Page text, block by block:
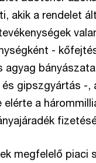
akik a rendelet
-
agyag
gipszgyártás -,
elérte a
megfelelő piaci